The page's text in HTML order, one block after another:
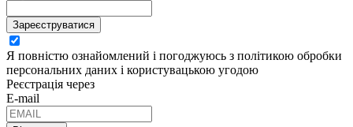
Зареєструватися
Я повністю ознайомлений і погоджуюсь з політикою обробки
персональних даних і користувацькою угодою
Реєстрація через
E-mail